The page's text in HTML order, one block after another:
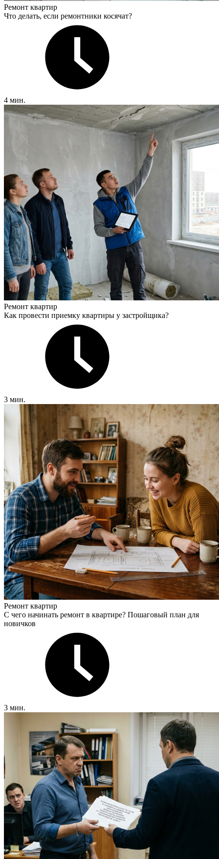
Ремонт квартир
Что делать, если ремонтники косячат?
4 мин.
Ремонт квартир
Как провести приемку квартиры у застройщика?
3 мин.
Ремонт квартир
С чего начинать ремонт в квартире? Пошаговый план для
новичков
3 мин.